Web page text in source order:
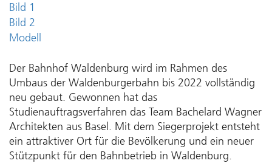
Bild 1
Bild 2
Modell
Der Bahnhof Waldenburg wird im Rahmen des
Umbaus der Waldenburgerbahn bis 2022 vollständig
neu gebaut. Gewonnen hat das
Studienauftragsverfahren das Team Bachelard Wagner
Architekten aus Basel. Mit dem Siegerprojekt entsteht
ein attraktiver Ort für die Bevölkerung und ein neuer
Stützpunkt für den Bahnbetrieb in Waldenburg.